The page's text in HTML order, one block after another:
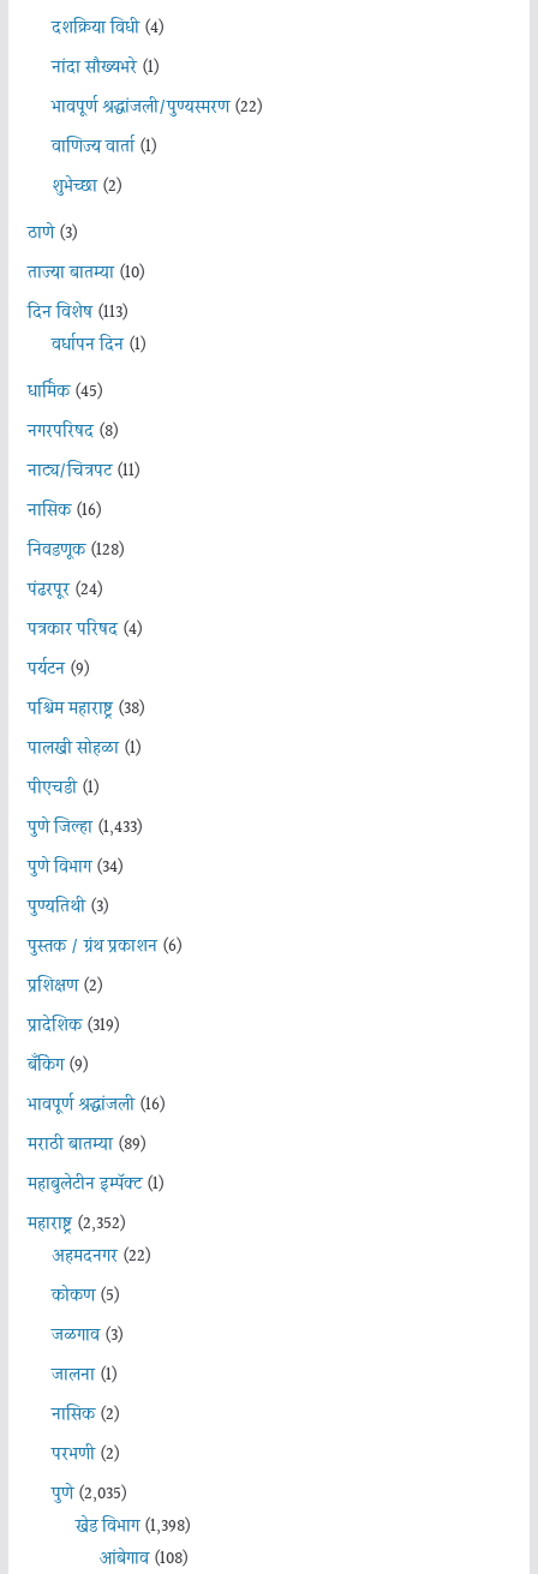
दशक्रिया विधी(4)
नांदा सौख्यभरे(1)
भावपूर्ण श्रद्धांजली/पुण्यस्मरण(22)
वाणिज्य वार्ता(1)
शुभेच्छा(2)
ठाणे(3)
ताज्या बातम्या(10)
दिन विशेष(113)
वर्धापन दिन(1)
धार्मिक(45)
नगरपरिषद(8)
नाट्य/चित्रपट(11)
नासिक(16)
निवडणूक(128)
पंढरपूर(24)
पत्रकार परिषद(4)
पर्यटन(9)
पश्चिम महाराष्ट्र(38)
पालखी सोहळा(1)
पीएचडी(1)
पुणे जिल्हा(1,433)
पुणे विभाग(34)
पुण्यतिथी(3)
पुस्तक / ग्रंथ प्रकाशन(6)
प्रशिक्षण(2)
प्रादेशिक(319)
बँकिंग(9)
भावपूर्ण श्रद्धांजली(16)
मराठी बातम्या(89)
महाबुलेटीन इम्पॅक्ट(1)
महाराष्ट्र(2,352)
अहमदनगर(22)
कोकण(5)
जळगाव(3)
जालना(1)
नासिक(2)
परभणी(2)
पुणे(2,035)
खेड विभाग(1,398)
आंबेगाव(108)